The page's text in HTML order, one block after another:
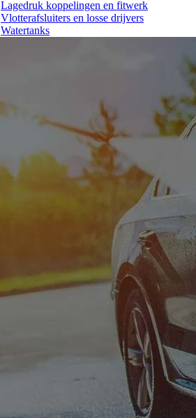
Lagedruk koppelingen en fitwerk
Vlotterafsluiters en losse drijvers
Watertanks